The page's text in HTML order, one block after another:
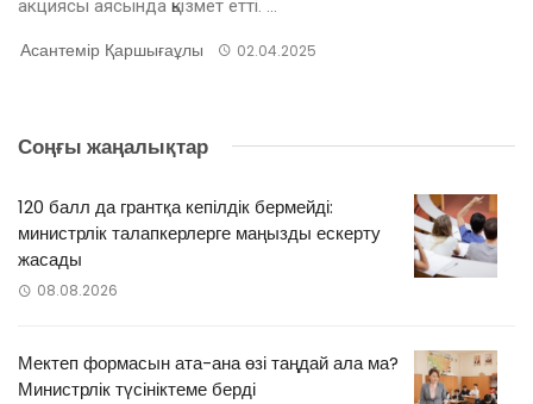
акциясы аясында қызмет етті. ...
Асантемір Қаршығаұлы 02.04.2025
Соңғы жаңалықтар
120 балл да грантқа кепілдік бермейді:
министрлік талапкерлерге маңызды ескерту
жасады
08.08.2026
Мектеп формасын ата-ана өзі таңдай ала ма?
Министрлік түсініктеме берді